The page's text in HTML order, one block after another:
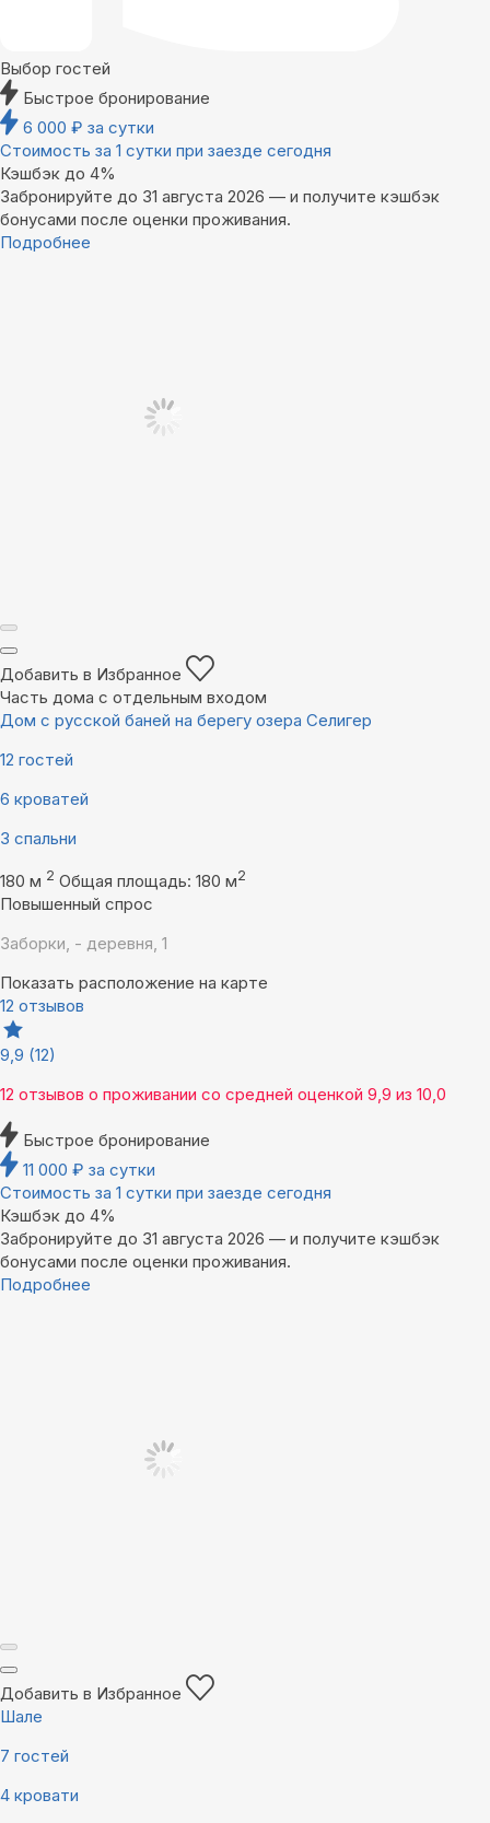
Выбор гостей
Быстрое бронирование
6 000 ₽ за сутки
Стоимость за 1 сутки при заезде сегодня
Кэшбэк до 4%
Забронируйте до 31 августа 2026 — и получите кэшбэк
бонусами после оценки проживания.
Подробнее
Добавить в Избранное
Часть дома с отдельным входом
Дом с русской баней на берегу озера Селигер
12 гостей
6 кроватей
3 спальни
180 м 2 Общая площадь: 180 м2
Повышенный спрос
Заборки, - деревня, 1
Показать расположение на карте
12 отзывов
9,9 (12)
12 отзывов о проживании со средней оценкой 9,9 из 10,0
Быстрое бронирование
11 000 ₽ за сутки
Стоимость за 1 сутки при заезде сегодня
Кэшбэк до 4%
Забронируйте до 31 августа 2026 — и получите кэшбэк
бонусами после оценки проживания.
Подробнее
Добавить в Избранное
Шале
7 гостей
4 кровати